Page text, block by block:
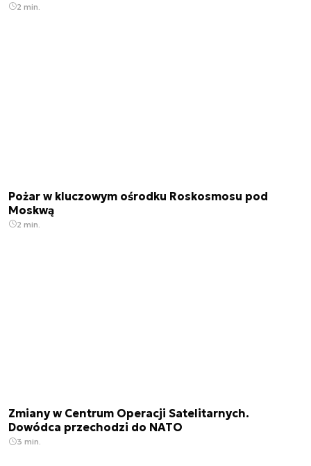
2 min.
Pożar w kluczowym ośrodku Roskosmosu pod
Moskwą
2 min.
Zmiany w Centrum Operacji Satelitarnych.
Dowódca przechodzi do NATO
3 min.